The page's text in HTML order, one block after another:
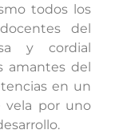
todos los
del
y cordial
amantes del
en un
vela por uno